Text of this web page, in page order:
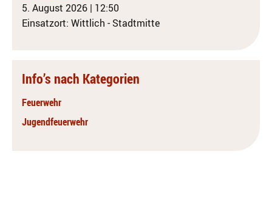
5. August 2026 | 12:50
Einsatzort: Wittlich - Stadtmitte
Info’s nach Kategorien
Feuerwehr
Jugendfeuerwehr